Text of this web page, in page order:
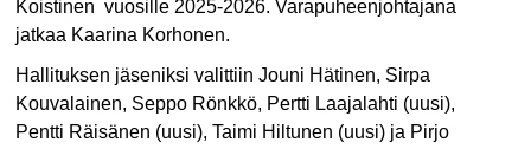
Koistinen vuosille 2025-2026. Varapuheenjohtajana
jatkaa Kaarina Korhonen.
Hallituksen jäseniksi valittiin Jouni Hätinen, Sirpa
Kouvalainen, Seppo Rönkkö, Pertti Laajalahti (uusi),
Pentti Räisänen (uusi), Taimi Hiltunen (uusi) ja Pirjo